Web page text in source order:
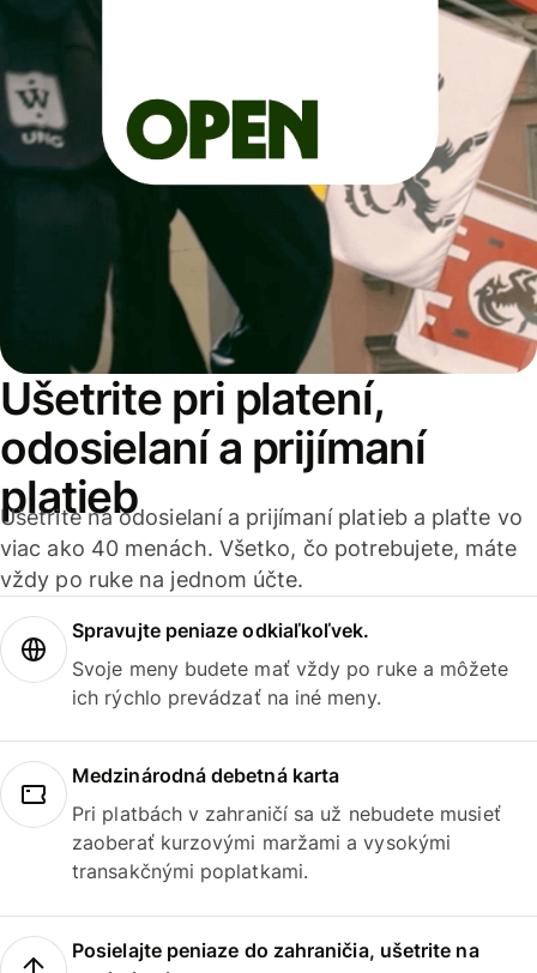
Ušetrite pri platení,
odosielaní a prijímaní
platieb
Ušetrite na odosielaní a prijímaní platieb a plaťte vo
viac ako 40 menách. Všetko, čo potrebujete, máte
vždy po ruke na jednom účte.
Spravujte peniaze odkiaľkoľvek.
Svoje meny budete mať vždy po ruke a môžete
ich rýchlo prevádzať na iné meny.
Medzinárodná debetná karta
Pri platbách v zahraničí sa už nebudete musieť
zaoberať kurzovými maržami a vysokými
transakčnými poplatkami.
Posielajte peniaze do zahraničia, ušetrite na